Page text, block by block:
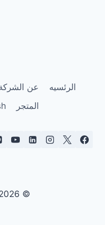
الرئسيه عن
المتجر
© 2026 رفوف القمه